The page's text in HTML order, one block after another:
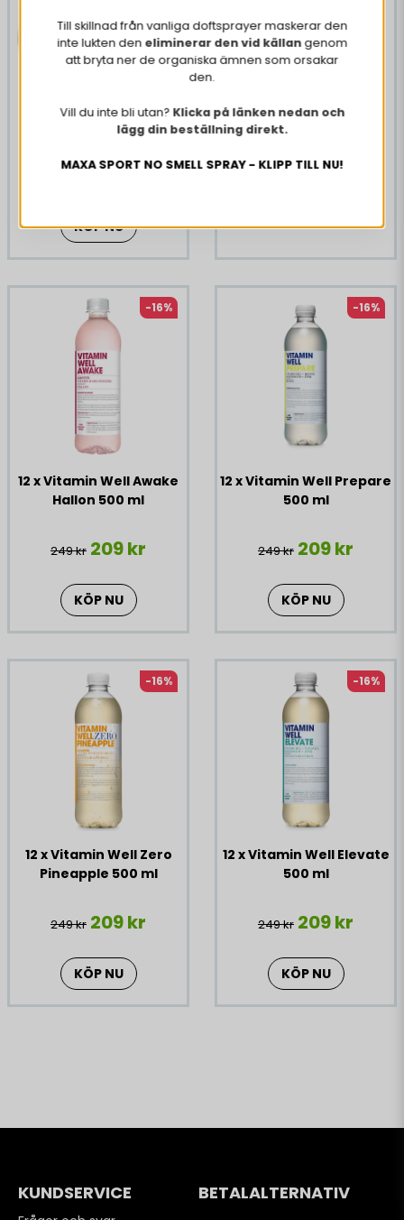
12 x Vitamin Well Zero
Pear 500 ml
209 kr
KÖP NU
12 x Vitamin Well Awake
Hallon 500 ml
-16%
249 kr 209 kr
KÖP NU
12 x Vitamin Well Prepare
500 ml
-16%
249 kr 209 kr
KÖP NU
12 x Vitamin Well Zero
Pineapple 500 ml
-16%
249 kr 209 kr
KÖP NU
12 x Vitamin Well Elevate
500 ml
-16%
249 kr 209 kr
KÖP NU
Till skillnad från vanliga doftsprayer maskerar den
inte lukten den eliminerar den vid källan genom
att bryta ner de organiska ämnen som orsakar
den.
Vill du inte bli utan? Klicka på länken nedan och
lägg din beställning direkt.
MAXA SPORT NO SMELL SPRAY - KLIPP TILL NU!
KUNDSERVICE BETALALTERNATIV